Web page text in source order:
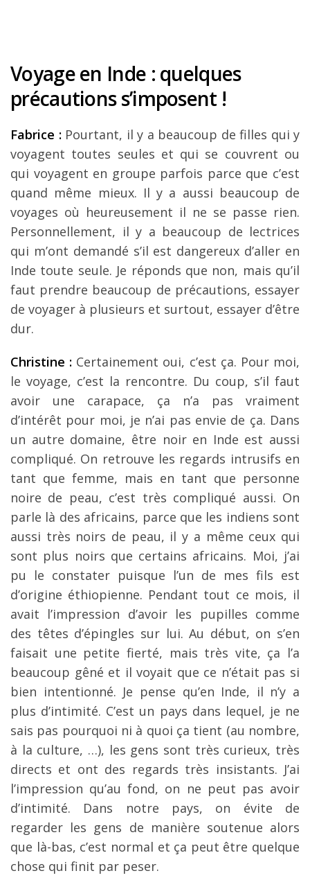
Voyage en Inde : quelques
précautions s’imposent !
Fabrice :Pourtant, il y a beaucoup de filles qui y
voyagent toutes seules et qui se couvrent ou
qui voyagent en groupe parfois parce que c’est
quand même mieux. Il y a aussi beaucoup de
voyages où heureusement il ne se passe rien.
Personnellement, il y a beaucoup de lectrices
qui m’ont demandé s’il est dangereux d’aller en
Inde toute seule. Je réponds que non, mais qu’il
faut prendre beaucoup de précautions, essayer
de voyager à plusieurs et surtout, essayer d’être
dur.
Christine : Certainement oui, c’est ça. Pour moi,
le voyage, c’est la rencontre. Du coup, s’il faut
avoir une carapace, ça n’a pas vraiment
d’intérêt pour moi, je n’ai pas envie de ça. Dans
un autre domaine, être noir en Inde est aussi
compliqué. On retrouve les regards intrusifs en
tant que femme, mais en tant que personne
noire de peau, c’est très compliqué aussi. On
parle là des africains, parce que les indiens sont
aussi très noirs de peau, il y a même ceux qui
sont plus noirs que certains africains. Moi, j’ai
pu le constater puisque l’un de mes fils est
d’origine éthiopienne. Pendant tout ce mois, il
avait l’impression d’avoir les pupilles comme
des têtes d’épingles sur lui. Au début, on s’en
faisait une petite fierté, mais très vite, ça l’a
beaucoup gêné et il voyait que ce n’était pas si
bien intentionné. Je pense qu’en Inde, il n’y a
plus d’intimité. C’est un pays dans lequel, je ne
sais pas pourquoi ni à quoi ça tient (au nombre,
à la culture, …), les gens sont très curieux, très
directs et ont des regards très insistants. J’ai
l’impression qu’au fond, on ne peut pas avoir
d’intimité. Dans notre pays, on évite de
regarder les gens de manière soutenue alors
que là-bas, c’est normal et ça peut être quelque
chose qui finit par peser.